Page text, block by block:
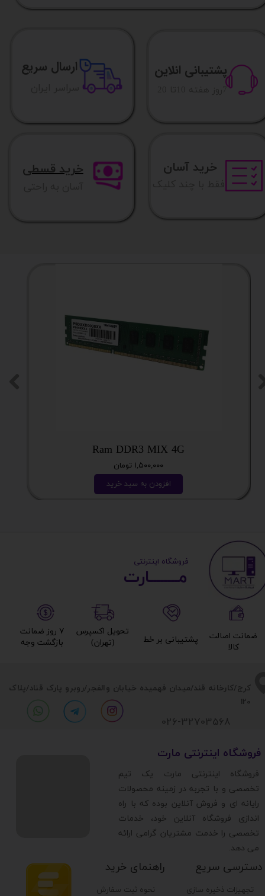
پشتیبانی انلاین
​7روز هفته 10تا 20
ارسال سریع
خرید آسان خرید قسطی
Ram DDR3 MIX 4G
۱,۵۰۰,۰۰۰ تومان
افزودن به سبد خرید
​​کرج/کارخانه قند/میدان فهمیده خیابان والفجر/روبرو پارک قناد/پلاک
120
تجهیزات ذخیره سازی
دسترسی سریع راهنمای خرید
نحوه ثبت سفارش
​فروشگاه اینترنتی مارت
​فروشگاه اینترنتی مارت یک تیم
تخصصی و با تجربه در زمینه محصولات
رایانه ای و فروش آنلاین بوده که با راه
اندازی فروشگاه آنلاین خود، خدمات
تخصصی را خدمت مشتریان گرامی ارائه
می دهد.
026-32703568
مــــــــارت​​​​​​
​ ​فروشگاه اینترنتی
۷ روز ضمانت
بازگشت وجه​​​​​​​
تحویل اکسپرس
(تهران)​​​​​​​
پشتیبانی بر خط​​​​​​​
ضمانت اصالت
کالا​​​​​​​